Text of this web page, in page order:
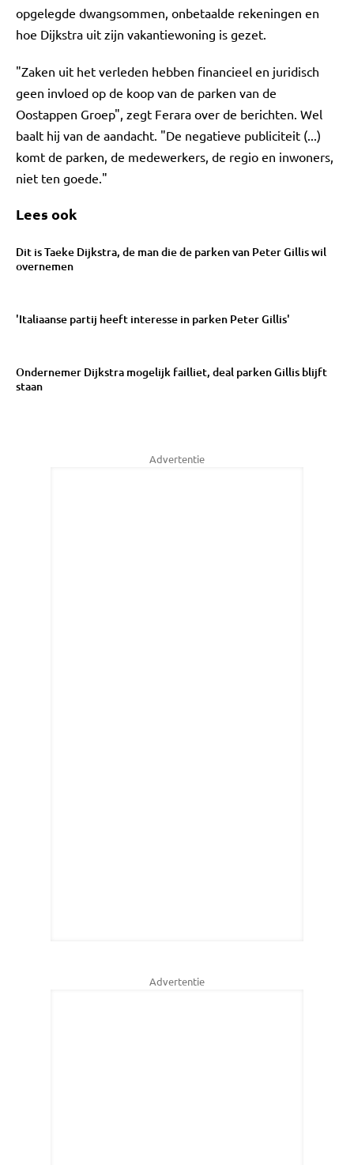
opgelegde dwangsommen, onbetaalde rekeningen en
hoe Dijkstra uit zijn vakantiewoning is gezet.
"Zaken uit het verleden hebben financieel en juridisch
geen invloed op de koop van de parken van de
Oostappen Groep", zegt Ferara over de berichten. Wel
baalt hij van de aandacht. "De negatieve publiciteit (...)
komt de parken, de medewerkers, de regio en inwoners,
niet ten goede."
Lees ook
Dit is Taeke Dijkstra, de man die de parken van Peter Gillis wil
overnemen
'Italiaanse partij heeft interesse in parken Peter Gillis'
Ondernemer Dijkstra mogelijk failliet, deal parken Gillis blijft
staan
Advertentie
Advertentie